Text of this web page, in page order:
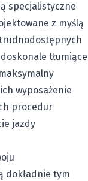
specjalistyczne
z myślą
tłumiące
wyposażenie
procedur
jazdy
dokładnie tym